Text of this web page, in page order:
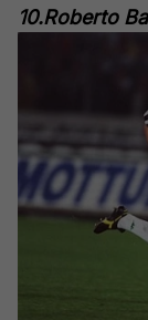
10.Roberto